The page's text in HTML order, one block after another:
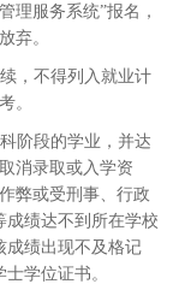
理服务系统”报名，
弃。
，不得列入就业计
。
阶段的学业，并达
消录取或入学资
弊或受刑事、行政
成绩达不到所在学校
成绩出现不及格记
学位证书。